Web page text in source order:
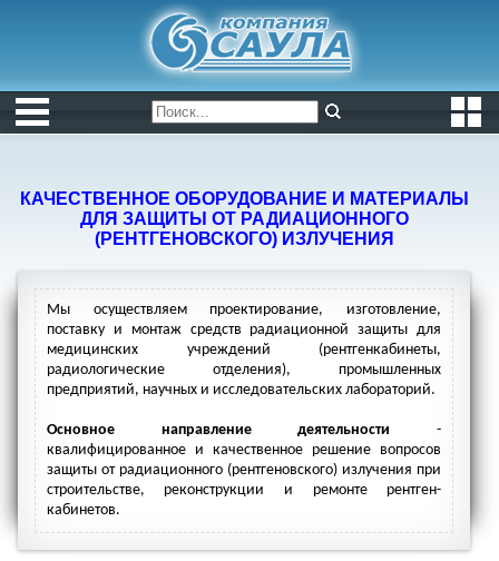
КАЧЕСТВЕННОЕ ОБОРУДОВАНИЕ И МАТЕРИАЛЫ
ДЛЯ ЗАЩИТЫ ОТ РАДИАЦИОННОГО
(РЕНТГЕНОВСКОГО) ИЗЛУЧЕНИЯ
Мы осуществляем проектирование, изготовление,
поставку и монтаж средств радиационной защиты для
медицинских учреждений (рентгенкабинеты,
радиологические отделения), промышленных
предприятий, научных и исследовательских лабораторий.
Основное направление деятельности -
квалифицированное и качественное решение вопросов
защиты от радиационного (рентгеновского) излучения при
строительстве, реконструкции и ремонте рентген-
кабинетов.